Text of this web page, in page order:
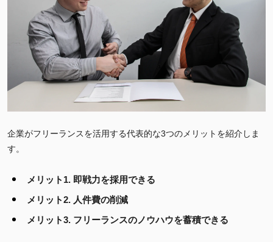
企業がフリーランスを活用する代表的な3つのメリットを紹介しま
す。
メリット1. 即戦力を採用できる
メリット2. 人件費の削減
メリット3. フリーランスのノウハウを蓄積できる